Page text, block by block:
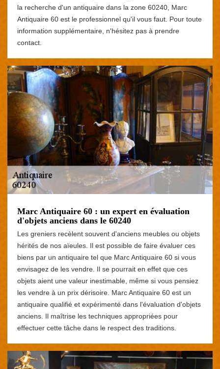
la recherche d'un antiquaire dans la zone 60240, Marc
Antiquaire 60 est le professionnel qu'il vous faut. Pour toute
information supplémentaire, n'hésitez pas à prendre
contact.
Marc Antiquaire 60 : un expert en évaluation
d'objets anciens dans le 60240
Les greniers recèlent souvent d'anciens meubles ou objets
hérités de nos aïeules. Il est possible de faire évaluer ces
biens par un antiquaire tel que Marc Antiquaire 60 si vous
envisagez de les vendre. Il se pourrait en effet que ces
objets aient une valeur inestimable, même si vous pensiez
les vendre à un prix dérisoire. Marc Antiquaire 60 est un
antiquaire qualifié et expérimenté dans l'évaluation d'objets
anciens. Il maîtrise les techniques appropriées pour
effectuer cette tâche dans le respect des traditions.